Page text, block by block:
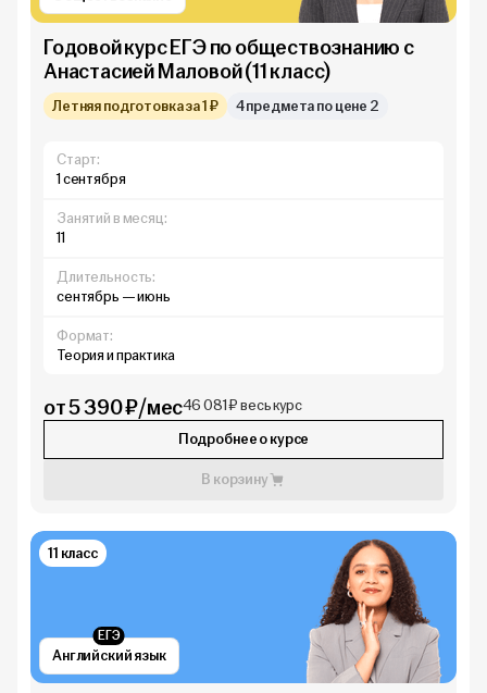
Годовой курс ЕГЭ по обществознанию с
Анастасией Маловой (11 класс)
Летняя подготовка за 1 ₽ 4 предмета по цене 2
Старт:
1 сентября
Занятий в месяц:
11
Длительность:
сентябрь — июнь
Формат:
Теория и практика
от 5 390 ₽/мес46 081 ₽ весь курс
Подробнее о курсе
В корзину
Английский язык
ЕГЭ
11 класс